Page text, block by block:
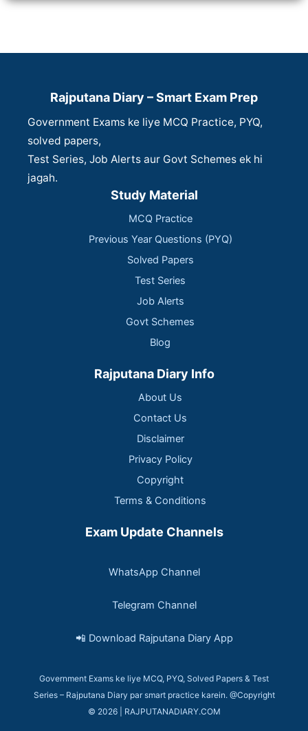
Rajputana Diary – Smart Exam Prep
Government Exams ke liye MCQ Practice, PYQ,
solved papers,
Test Series, Job Alerts aur Govt Schemes ek hi
jagah.
Study Material
MCQ Practice
Previous Year Questions (PYQ)
Solved Papers
Test Series
Job Alerts
Govt Schemes
Blog
Rajputana Diary Info
About Us
Contact Us
Disclaimer
Privacy Policy
Copyright
Terms & Conditions
Exam Update Channels
WhatsApp Channel
Telegram Channel
📲 Download Rajputana Diary App
Government Exams ke liye MCQ, PYQ, Solved Papers & Test
Series – Rajputana Diary par smart practice karein. @Copyright
© 2026 | RAJPUTANADIARY.COM